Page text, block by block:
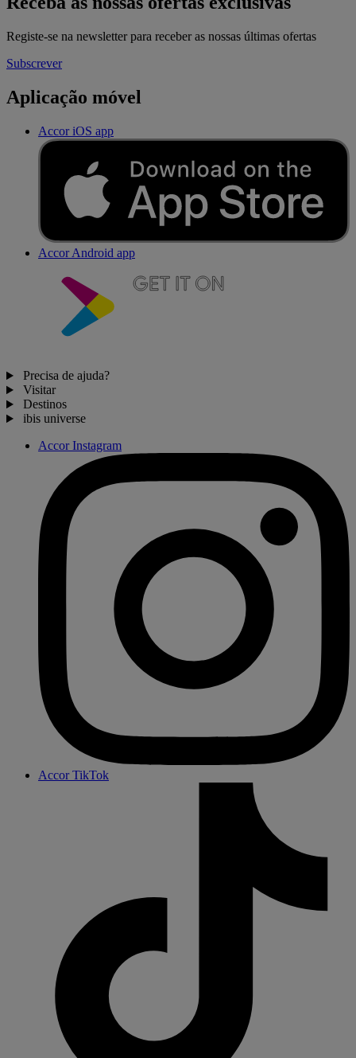
Registe-se na newsletter para receber as nossas últimas ofertas
Subscrever
Aplicação móvel
Accor iOS app
Accor Android app
Precisa de ajuda?
Visitar
Destinos
ibis universe
Accor Instagram
Accor TikTok